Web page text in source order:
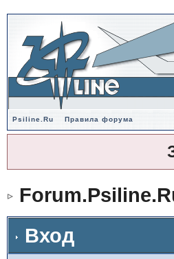
Psiline.Ru Правила форума
Вход